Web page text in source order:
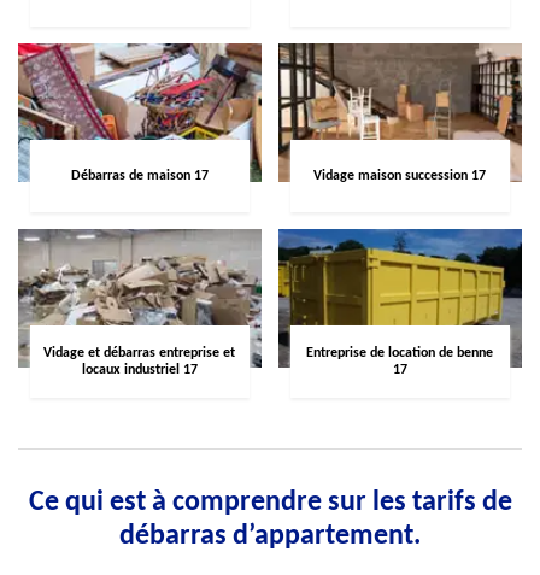
Débarras de maison 17 Vidage maison succession 17
Vidage et débarras entreprise et
locaux industriel 17
Entreprise de location de benne
17
Ce qui est à comprendre sur les tarifs de
débarras d’appartement.